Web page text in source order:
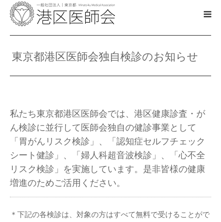
東京都港区医師会独自検診のお知らせ
私たち東京都港区医師会では、港区健康診査・が
ん検診に並行して医師会独自の健診事業として
「胃がんリスク検診」、「認知症セルフチェック
シート健診」、「婦人科超音波検診」、「心不全
リスク検診」を実施しています。是非皆様の健康
増進のためご活用ください。
＊下記の各検診は、対象の方はすべて無料で受けることがで
独自検診
医師会の活動
アクセス
ご質問・お問い合わせ